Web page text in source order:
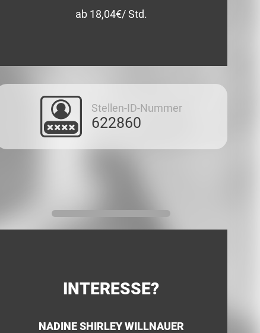
ab 18,04€/ Std.
Stellen-ID-Nummer
622860
INTERESSE?
NADINE SHIRLEY WILLNAUER